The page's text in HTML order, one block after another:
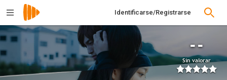
Identificarse/Registrarse
--
Sin valorar